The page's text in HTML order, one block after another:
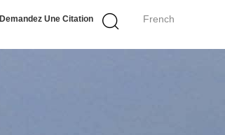
French
Demandez Une Citation